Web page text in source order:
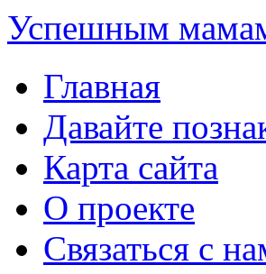
Успешным
Главная
Давайте
Карта сайта
О проекте
Связаться с